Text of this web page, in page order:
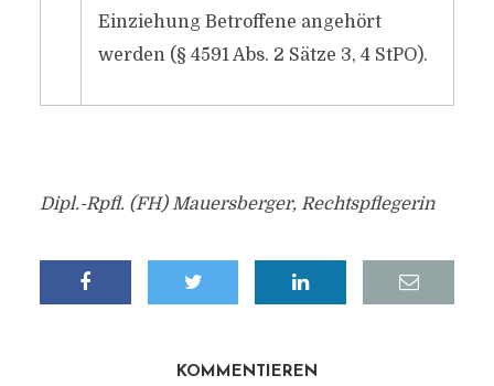
Einziehung Betroffene angehört
werden (§ 4591 Abs. 2 Sätze 3, 4 StPO).
Dipl.-Rpfl. (FH) Mauersberger, Rechtspflegerin
KOMMENTIEREN